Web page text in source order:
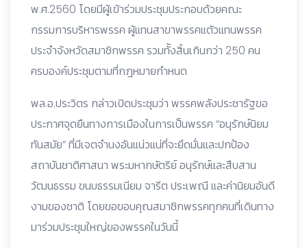
พ.ศ.2560 โดยมีผู้เข้าร่วมประชุมประกอบด้วยคณะ
กรรมการบริหารพรรค ผู้แทนสาขาพรรคแตัวแทนพรรค
ประจำจังหวัดสมาชิกพรรค รวมทัังสิ้นเกินกว่า 250 คน
ครบองค์ประชุมตามที่กฎหมายกำหนด
พล.อ.ประวิตร กล่าวเปิดประชุมว่า พรรคพลังประชารัฐขอ
ประกาศจุดยืนทางการเมืองในการเป็นพรรค “อนุรักษ์นิยม
ทันสมัย” ที่มีเจตจำนงอันแน่วแน่ที่จะยึดมั่นและปกป้อง
สถาบันชาติศาสนา พระมหากษัตริย์ อนุรักษ์และสืบสาน
วัฒนธรรม ขนบธรรมเนียม จารีต ประเพณี และค่านิยมอันดี
งามของชาติ โดยขอขอบคุณสมาชิกพรรคทุกคนที่เดินทาง
มาร่วมประชุมใหญ่ของพรรคในวันนี้